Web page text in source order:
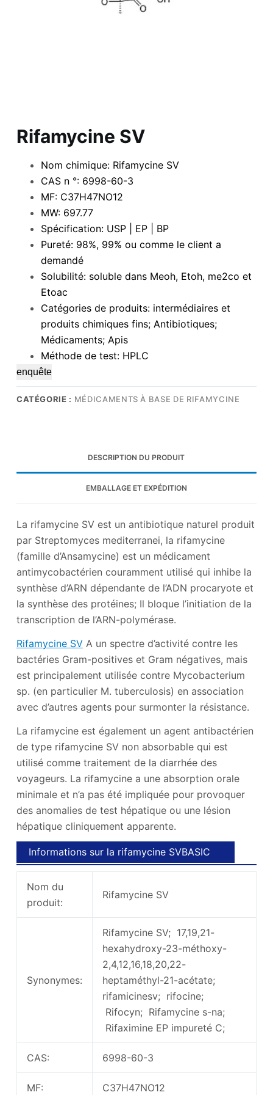
Rifamycine SV
Nom chimique: Rifamycine SV
CAS n °: 6998-60-3
MF: C37H47NO12
MW: 697.77
Spécification: USP | EP | BP
Pureté: 98%, 99% ou comme le client a
demandé
Solubilité: soluble dans Meoh, Etoh, me2co et
Etoac
Catégories de produits: intermédiaires et
produits chimiques fins; Antibiotiques;
Médicaments; Apis
Méthode de test: HPLC
enquête
CATÉGORIE : MÉDICAMENTS À BASE DE RIFAMYCINE
DESCRIPTION DU PRODUIT
EMBALLAGE ET EXPÉDITION
La rifamycine SV est un antibiotique naturel produit
par Streptomyces mediterranei, la rifamycine
(famille d’Ansamycine) est un médicament
antimycobactérien couramment utilisé qui inhibe la
synthèse d’ARN dépendante de l’ADN procaryote et
la synthèse des protéines; Il bloque l’initiation de la
transcription de l’ARN-polymérase.
Rifamycine SVA un spectre d’activité contre les
bactéries Gram-positives et Gram négatives, mais
est principalement utilisée contre Mycobacterium
sp. (en particulier M. tuberculosis) en association
avec d’autres agents pour surmonter la résistance.
La rifamycine est également un agent antibactérien
de type rifamycine SV non absorbable qui est
utilisé comme traitement de la diarrhée des
voyageurs. La rifamycine a une absorption orale
minimale et n’a pas été impliquée pour provoquer
des anomalies de test hépatique ou une lésion
hépatique cliniquement apparente.
Informations sur la rifamycine SVBASIC
Nom du
produit:
Rifamycine SV
Synonymes:
Rifamycine SV; 17,19,21-
hexahydroxy-23-méthoxy-
2,4,12,16,18,20,22-
heptaméthyl-21-acétate;
rifamicinesv; rifocine;
Rifocyn; Rifamycine s-na;
Rifaximine EP impureté C;
CAS: 6998-60-3
MF: C37H47NO12